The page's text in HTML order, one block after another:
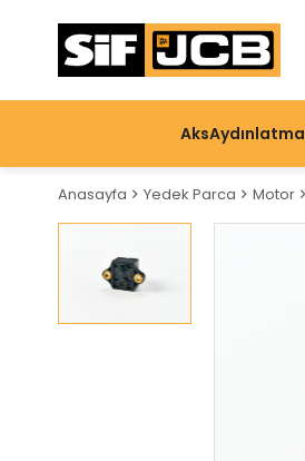
AksAydınlatma
Anasayfa Yedek Parca Motor